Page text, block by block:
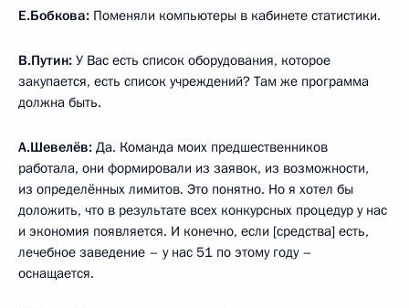
Е.Бобкова: Поменяли компьютеры в кабинете статистики.
В.Путин: У Вас есть список оборудования, которое
закупается, есть список учреждений? Там же программа
должна быть.
А.Шевелёв: Да. Команда моих предшественников
работала, они формировали из заявок, из возможности,
из определённых лимитов. Это понятно. Но я хотел бы
доложить, что в результате всех конкурсных процедур у нас
и экономия появляется. И конечно, если [средства] есть,
лечебное заведение – у нас 51 по этому году –
оснащается.